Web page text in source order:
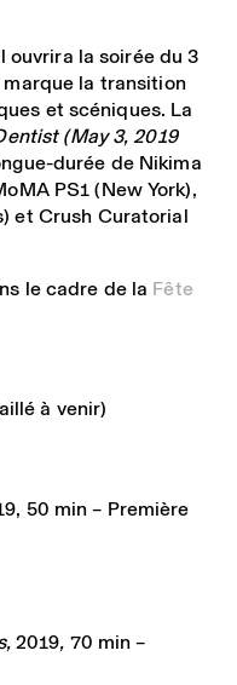
la soirée du 3
la transition
et scéniques. La
(May 3, 2019
durée de Nikima
PS1 (New York),
et Crush Curatorial
le cadre de la Fête
à venir)
50 min – Première
2019, 70 min –